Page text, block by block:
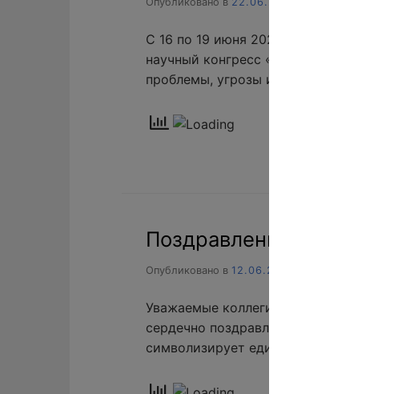
С 16 по 19 июня 2026 года в г. Ростов-
научный конгресс «Азовский бассейн и
проблемы, угрозы и риски»,
Поздравление с Днем
Опубликовано в 12.06.2026
Уважаемые коллеги, партнёры и
сердечно поздравляем вас с Днём
символизирует единство нашей